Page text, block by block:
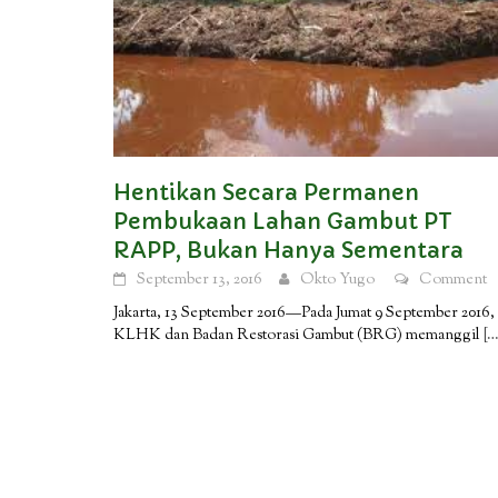
Hentikan Secara Permanen
Pembukaan Lahan Gambut PT
RAPP, Bukan Hanya Sementara
September 13, 2016 Okto Yugo
Comment
Jakarta, 13 September 2016—Pada Jumat 9 September 2016,
KLHK dan Badan Restorasi Gambut (BRG) memanggil